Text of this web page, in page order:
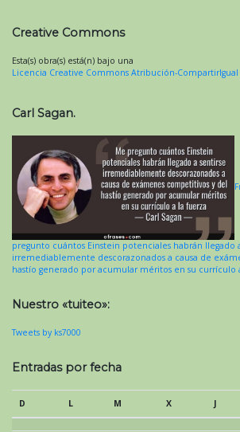
Creative Commons
Esta(s) obra(s) está(n) bajo una
Licencia Creative Commons Atribución-CompartirIgual
Carl Sagan.
pregunto cuántos Einstein potenciales habrán llegado
irremediablemente descorazonados a causa de
hastío generado por acumular méritos en su currículo
Nuestro «tuiteo»:
Tweets by ks7000
Entradas por fecha
D L M X J